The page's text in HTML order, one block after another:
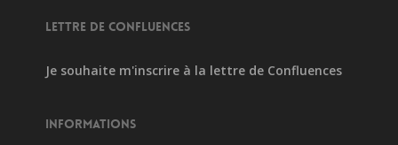
LETTRE DE CONFLUENCES
Je souhaite m'inscrire à la lettre de Confluences
INFORMATIONS